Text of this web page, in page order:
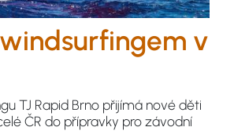
v
TJ Rapid Brno přijímá nové děti
ČR do přípravky pro závodní